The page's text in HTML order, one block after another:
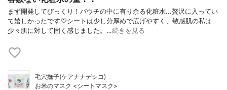
まず開発してびっくり！パウチの中に有り余る化粧水...贅沢に入ってい
て嬉しかったです♡シートは少し分厚めで広げやすく、敏感肌の私は
少々肌に対して固く感じました。…続きを見る
毛穴撫子(ケアナナデシコ)
お米のマスク <シートマスク>